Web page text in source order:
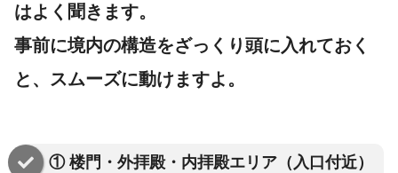
はよく聞きます。
事前に境内の構造をざっくり頭に入れておく
と、スムーズに動けますよ。
① 楼門・外拝殿・内拝殿エリア（入口付近）